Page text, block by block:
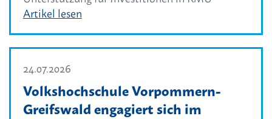
Artikel lesen
24.07.2026
Volkshochschule Vorpommern-
Greifswald engagiert sich im